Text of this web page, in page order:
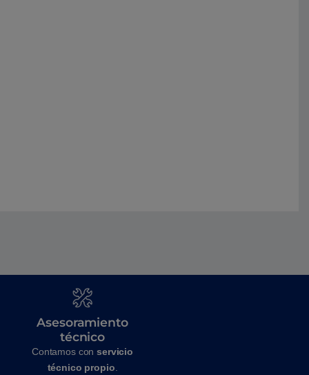
Asesoramiento
técnico
Contamos conservicio
técnico propio.